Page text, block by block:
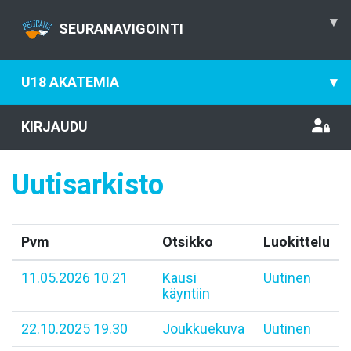
SEURANAVIGOINTI ▾
U18 AKATEMIA ▾
KIRJAUDU
Uutisarkisto
Pvm Otsikko Luokittelu
11.05.2026 10.21
Kausi
käyntiin
Uutinen
22.10.2025 19.30 Joukkuekuva Uutinen